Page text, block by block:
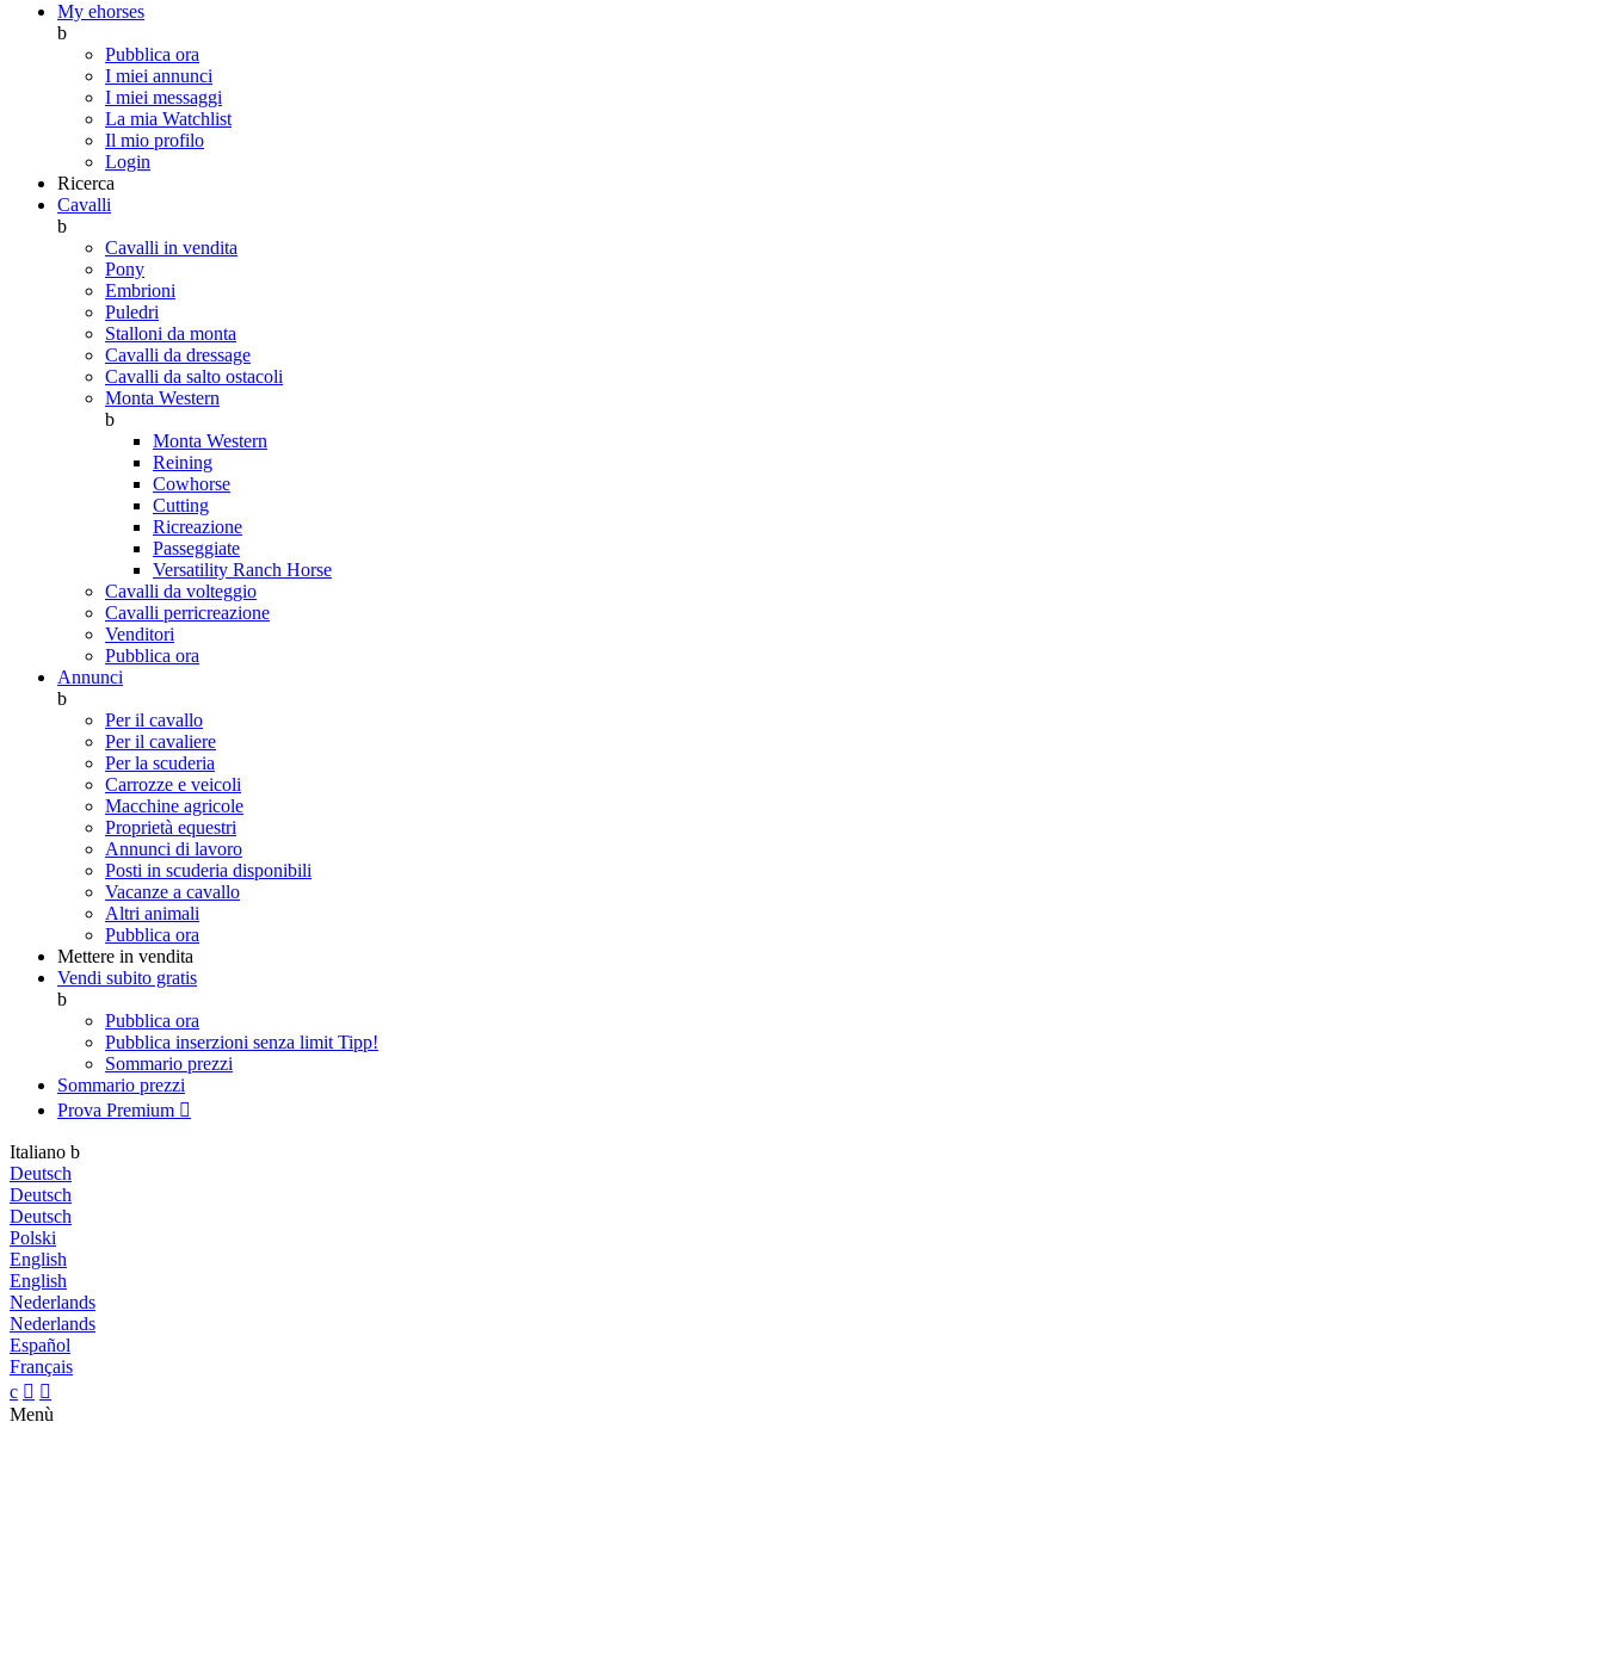
My ehorses
b
Pubblica ora
I miei annunci
I miei messaggi
La mia Watchlist
Il mio profilo
Login
Ricerca
Cavalli
b
Cavalli in vendita
Pony
Embrioni
Puledri
Stalloni da monta
Cavalli da dressage
Cavalli da salto ostacoli
Monta Western
b
Monta Western
Reining
Cowhorse
Cutting
Ricreazione
Passeggiate
Versatility Ranch Horse
Cavalli da volteggio
Cavalli perricreazione
Venditori
Pubblica ora
Annunci
b
Per il cavallo
Per il cavaliere
Per la scuderia
Carrozze e veicoli
Macchine agricole
Proprietà equestri
Annunci di lavoro
Posti in scuderia disponibili
Vacanze a cavallo
Altri animali
Pubblica ora
Mettere in vendita
Vendi subito gratis
b
Pubblica ora
Pubblica inserzioni senza limit Tipp!
Sommario prezzi
Sommario prezzi
Prova Premium 
Italiano b
Deutsch
Deutsch
Deutsch
Polski
English
English
Nederlands
Nederlands
Español
Français
c  
Menù